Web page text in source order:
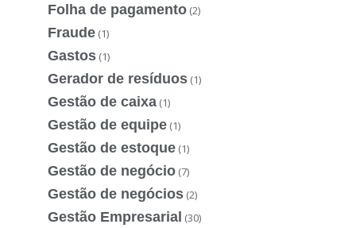
Folha de pagamento (2)
Fraude (1)
Gastos (1)
Gerador de resíduos (1)
Gestão de caixa (1)
Gestão de equipe (1)
Gestão de estoque (1)
Gestão de negócio (7)
Gestão de negócios (2)
Gestão Empresarial (30)